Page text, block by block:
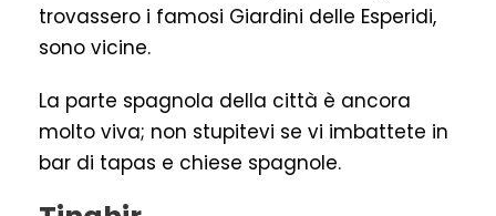
trovassero i famosi Giardini delle Esperidi,
sono vicine.
La parte spagnola della città è ancora
molto viva; non stupitevi se vi imbattete in
bar di tapas e chiese spagnole.